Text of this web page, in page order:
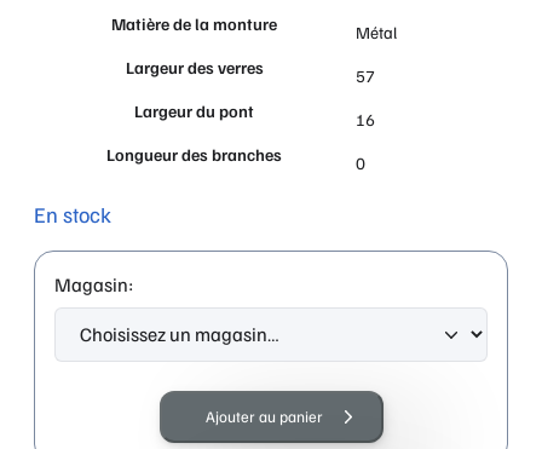
Matière de la monture
Métal
Largeur des verres
57
Largeur du pont
16
Longueur des branches
0
En stock
Magasin:
Ajouter au panier